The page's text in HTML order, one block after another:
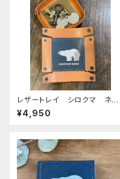
レザートレイ シロクマ ネイ
ビー 栃木レザー
¥4,950